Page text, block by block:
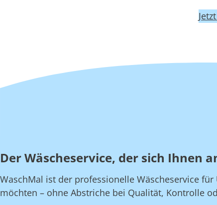
Der Wäscheservice, der sich Ihnen
WaschMal ist der professionelle Wäscheservice
möchten – ohne Abstriche bei Qualität, Kontrolle